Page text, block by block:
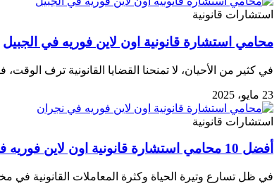
استشارات قانونية
محامي استشارة قانونية اون لاين فوريه في الجبيل
في كثير من الأحيان، لا تمنحنا القضايا القانونية ترف
23 مايو، 2025
استشارات قانونية
أفضل 10 محامي استشارة قانونية اون لاين فوريه في نجران
في ظل تسارع وتيرة الحياة وكثرة المعاملات القانونية في